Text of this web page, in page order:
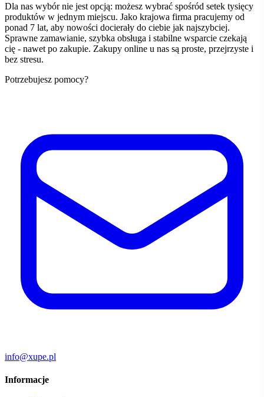
Dla nas wybór nie jest opcją: możesz wybrać spośród setek tysięcy
produktów w jednym miejscu. Jako krajowa firma pracujemy od
ponad 7 lat, aby nowości docierały do ciebie jak najszybciej.
Sprawne zamawianie, szybka obsługa i stabilne wsparcie czekają
cię - nawet po zakupie. Zakupy online u nas są proste, przejrzyste i
bez stresu.
Potrzebujesz pomocy?
info@xupe.pl
Informacje